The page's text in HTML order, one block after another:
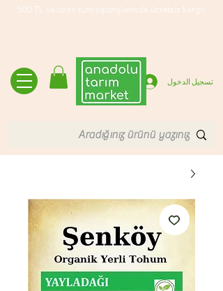
500 TL ve üzeri tüm siparişlerinde ücretsiz kargo
تسجيل الدخول